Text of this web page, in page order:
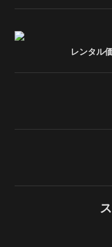
レンタル